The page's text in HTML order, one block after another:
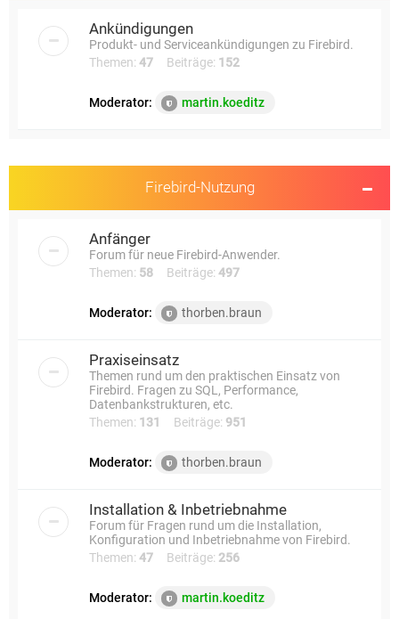
Ankündigungen
Produkt- und Serviceankündigungen zu Firebird.
Themen: 47 Beiträge: 152
Moderator: martin.koeditz
Firebird-Nutzung
Anfänger
Forum für neue Firebird-Anwender.
Themen: 58 Beiträge: 497
Moderator: thorben.braun
Praxiseinsatz
Themen rund um den praktischen Einsatz von
Firebird. Fragen zu SQL, Performance,
Datenbankstrukturen, etc.
Themen: 131 Beiträge: 951
Moderator: thorben.braun
Installation & Inbetriebnahme
Forum für Fragen rund um die Installation,
Konfiguration und Inbetriebnahme von Firebird.
Themen: 47 Beiträge: 256
Moderator: martin.koeditz